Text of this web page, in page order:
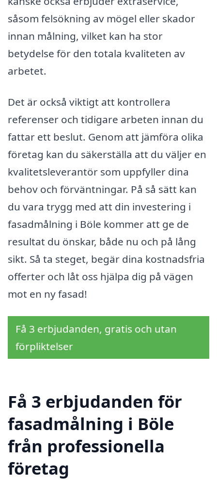
såsom felsökning av mögel eller skador
innan målning, vilket kan ha stor
betydelse för den totala kvaliteten av
arbetet.
Det är också viktigt att kontrollera
referenser och tidigare arbeten innan du
fattar ett beslut. Genom att jämföra olika
företag kan du säkerställa att du väljer en
kvalitetsleverantör som uppfyller dina
behov och förväntningar. På så sätt kan
du vara trygg med att din investering i
fasadmålning i Böle kommer att ge de
resultat du önskar, både nu och på lång
sikt. Så ta steget, begär dina kostnadsfria
offerter och låt oss hjälpa dig på vägen
mot en ny fasad!
Få 3 erbjudanden, gratis och utan
förpliktelser
Få 3 erbjudanden för
fasadmålning i Böle
från professionella
företag